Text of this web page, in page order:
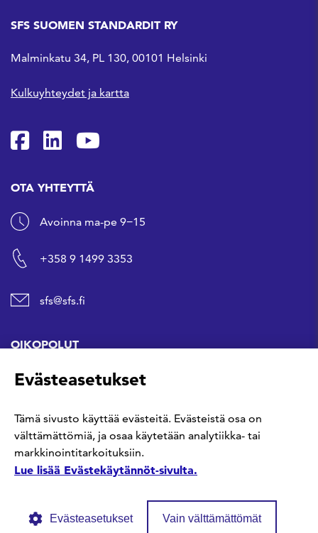
SFS SUOMEN STANDARDIT RY
Malminkatu 34, PL 130, 00101 Helsinki
Kulkuyhteydet ja kartta
SFS Facebookissa
SFS Linkedinissä
SFS Youtubessa
OTA YHTEYTTÄ
Avoinna ma-pe 9−15
+358 9 1499 3353
sfs@sfs.fi
OIKOPOLUT
Hanki standardi
Kommentoi tekeillä olevia standardeja
Evästeasetukset
Tämä sivusto käyttää evästeitä. Evästeistä osa on
välttämättömiä, ja osaa käytetään analytiikka- tai
markkinointitarkoituksiin.
Lue lisää Evästekäytännöt-sivulta.
Evästeasetukset Vain välttämättömät